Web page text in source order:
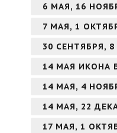
6 МАЯ, 16
7 МАЯ, 1
30 СЕНТЯБРЯ,
14 МАЯ ИКОНА
14 МАЯ, 4
14 МАЯ, 22
17 МАЯ, 1